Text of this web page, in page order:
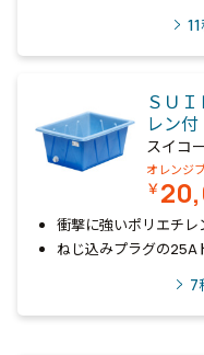
11
ＳＵ
レン付
スイコ
オレンジ
￥
衝撃に強いポリエチレ
ねじ込みプラグの25A
7